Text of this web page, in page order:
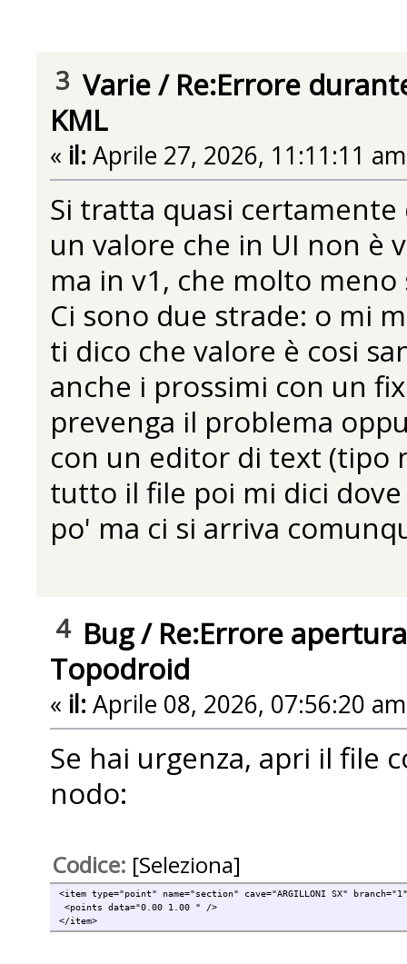
3 Varie/ Re:Errore
KML
« il: Aprile 27, 2026, 11:11:11
Si tratta quasi
un valore che in UI non è
ma in v1, che molto
Ci sono due strade: o mi
ti dico che valore è cosi
anche i prossimi con un
prevenga il problema
con un editor di text (tipo
tutto il file poi mi dici dove
po' ma ci si arriva
4 Bug/ Re:Errore
Topodroid
« il: Aprile 08, 2026, 07:56:20
Se hai urgenza, apri il file
nodo:
Codice: [Seleziona]
<item type="point" name="section" cave="ARGILLONI SX"
<points data="0.00 1.00 " />
</item>